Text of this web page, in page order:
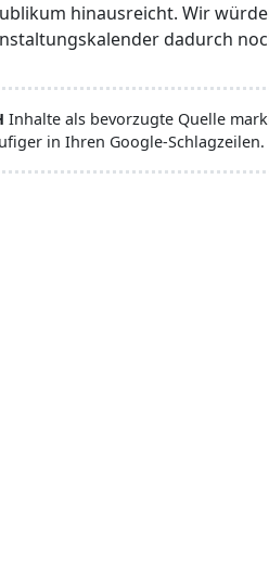
hinausreicht. Wir
dadurch
Inhalte als bevorzugte Quelle
in Ihren Google-Schlagzeilen.